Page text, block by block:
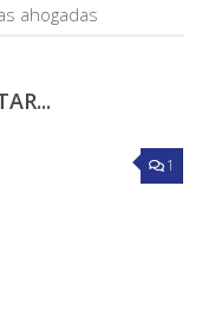
ahogadas
1